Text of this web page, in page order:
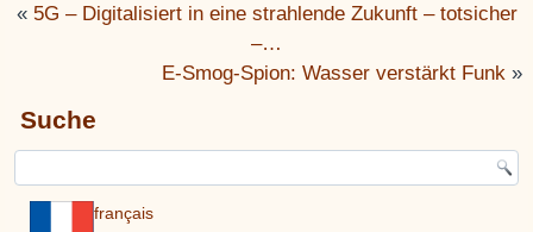
« 5G – Digitalisiert in eine strahlende Zukunft – totsicher
–…
E-Smog-Spion: Wasser verstärkt Funk»
Suche
français